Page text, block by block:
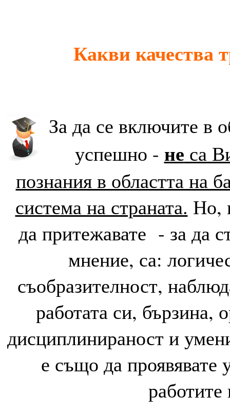
Какви качества
За да се включите в
успешно - не са
познания в областта на
система на страната. Но,
да притежавате - за да
мнение, са:
съобразителност,
работата си, бързина,
дисциплинираност и
е също да проявявате
работите